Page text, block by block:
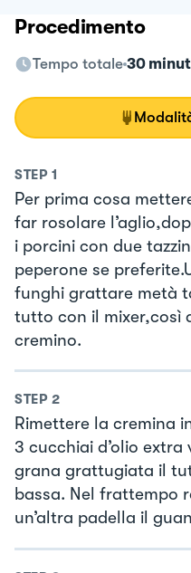
Procedimento
Tempo totale 30
STEP 1
Per prima cosa
far rosolare
i porcini con due
peperone se
funghi grattare metà
tutto con il mixer,così
cremino.
STEP 2
Rimettere la cremina
3 cucchiai d’olio extra
grana grattugiata il
bassa. Nel frattempo
un’altra padella il